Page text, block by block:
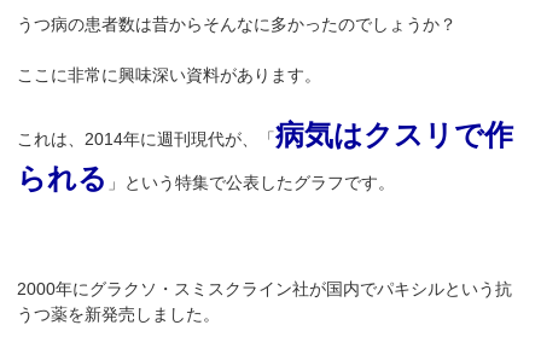
うつ病の患者数は昔からそんなに多かったのでしょうか？
ここに非常に興味深い資料があります。
これは、2014年に週刊現代が、「病気はクスリで作
られる 」という特集で公表したグラフです。
2000年にグラクソ・スミスクライン社が国内でパキシルという抗
うつ薬を新発売しました。